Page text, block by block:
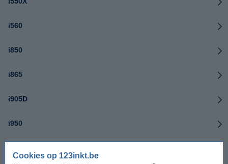
Cookies op 123inkt.be
i560
i850
i865
i905D
i950